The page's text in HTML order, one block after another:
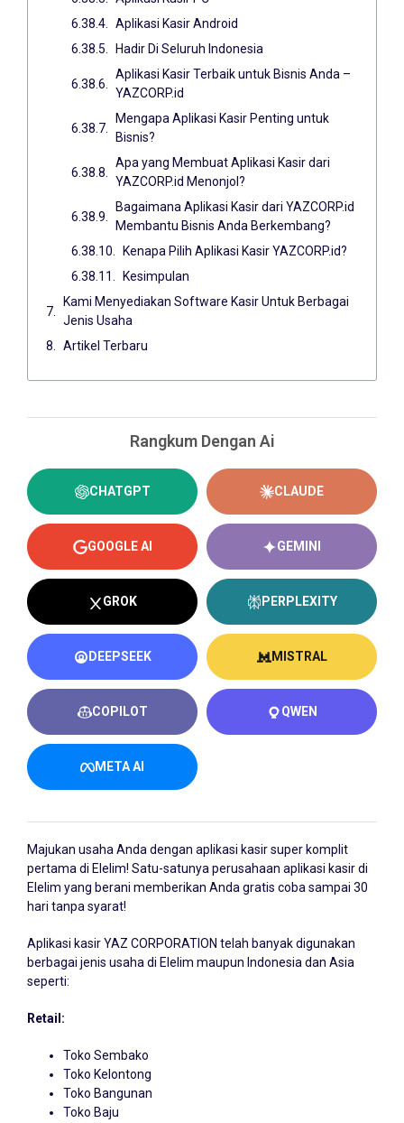
Aplikasi Kasir Android
Hadir Di Seluruh Indonesia
Aplikasi Kasir Terbaik untuk Bisnis Anda –
YAZCORP.id
Mengapa Aplikasi Kasir Penting untuk
Bisnis?
Apa yang Membuat Aplikasi Kasir dari
YAZCORP.id Menonjol?
Bagaimana Aplikasi Kasir dari YAZCORP.id
Membantu Bisnis Anda Berkembang?
Kenapa Pilih Aplikasi Kasir YAZCORP.id?
Kesimpulan
Kami Menyediakan Software Kasir Untuk Berbagai
Jenis Usaha
Artikel Terbaru
Rangkum Dengan Ai
CHATGPT CLAUDE
GOOGLE AI GEMINI
GROK PERPLEXITY
DEEPSEEK MISTRAL
COPILOT QWEN
META AI
Majukan usaha Anda dengan aplikasi kasirsuper komplit
pertama di Elelim! Satu-satunya perusahaan aplikasi kasir di
Elelim yang berani memberikan Anda gratis coba sampai 30
hari tanpa syarat!
Aplikasi kasir YAZ CORPORATION telah banyak digunakan
berbagai jenis usaha di Elelim maupun Indonesia dan Asia
seperti:
Retail:
Toko Sembako
Toko Kelontong
Toko Bangunan
Toko Baju